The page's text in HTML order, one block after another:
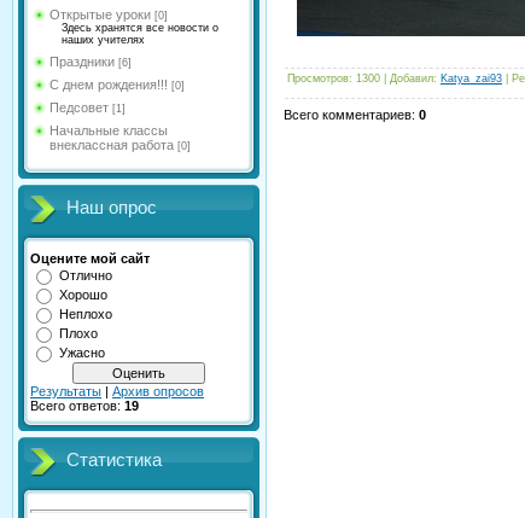
Открытые уроки [0]
Здесь хранятся все новости о
наших учителях
Праздники [6]
С днем рождения!!! [0]
Педсовет [1]
Начальные классы
внеклассная работа [0]
Наш опрос
Оцените мой сайт
Отлично
Хорошо
Неплохо
Плохо
Ужасно
Результаты | Архив опросов
Всего ответов: 19
Статистика
Просмотров: 1300 Добавил: Katya_zai93
Всего комментариев: 0